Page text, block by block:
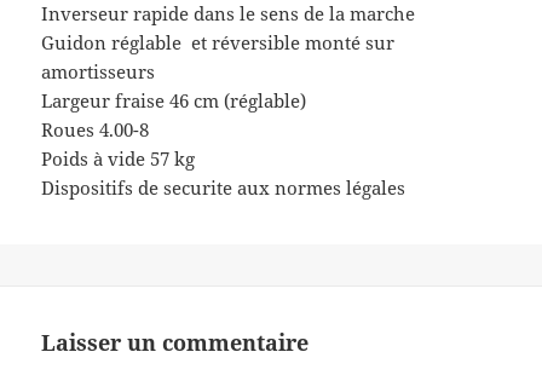
Inverseur rapide dans le sens de la marche
Guidon réglable et réversible monté sur
amortisseurs
Largeur fraise 46 cm (réglable)
Roues 4.00-8
Poids à vide 57 kg
Dispositifs de securite aux normes légales
Laisser un commentaire